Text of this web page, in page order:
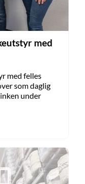
med
med felles
som daglig
under